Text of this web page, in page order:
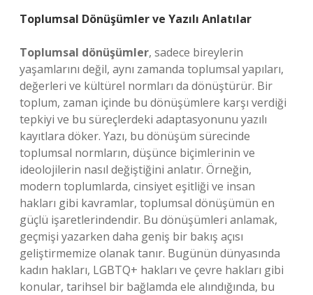
Toplumsal Dönüşümler ve Yazılı Anlatılar
Toplumsal dönüşümler, sadece bireylerin
yaşamlarını değil, aynı zamanda toplumsal yapıları,
değerleri ve kültürel normları da dönüştürür. Bir
toplum, zaman içinde bu dönüşümlere karşı verdiği
tepkiyi ve bu süreçlerdeki adaptasyonunu yazılı
kayıtlara döker. Yazı, bu dönüşüm sürecinde
toplumsal normların, düşünce biçimlerinin ve
ideolojilerin nasıl değiştiğini anlatır. Örneğin,
modern toplumlarda, cinsiyet eşitliği ve insan
hakları gibi kavramlar, toplumsal dönüşümün en
güçlü işaretlerindendir. Bu dönüşümleri anlamak,
geçmişi yazarken daha geniş bir bakış açısı
geliştirmemize olanak tanır. Bugünün dünyasında
kadın hakları, LGBTQ+ hakları ve çevre hakları gibi
konular, tarihsel bir bağlamda ele alındığında, bu